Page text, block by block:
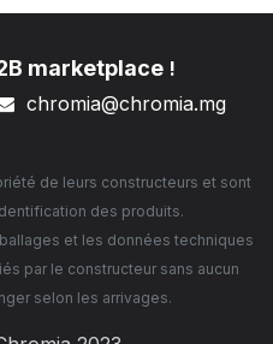
marketplace !
chromia@chromia.mg
de leurs constructeurs et sont
des produits.
et les données techniques
par le constructeur sans aucun
selon les arrivages.